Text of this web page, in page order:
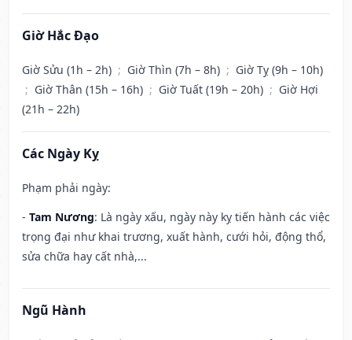
Giờ Hắc Đạo
Giờ Sửu (1h – 2h) ; Giờ Thìn (7h – 8h) ; Giờ Tỵ (9h – 10h)
; Giờ Thân (15h – 16h) ; Giờ Tuất (19h – 20h) ; Giờ Hợi
(21h – 22h)
Các Ngày Kỵ
Phạm phải ngày:
- Tam Nương: Là ngày xấu, ngày này kỵ tiến hành các việc
trọng đại như khai trương, xuất hành, cưới hỏi, động thổ,
sửa chữa hay cất nhà,...
Ngũ Hành